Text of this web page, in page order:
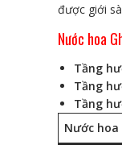
được giới
Nước hoa
Tầng
Tầng
Tầng
Nước